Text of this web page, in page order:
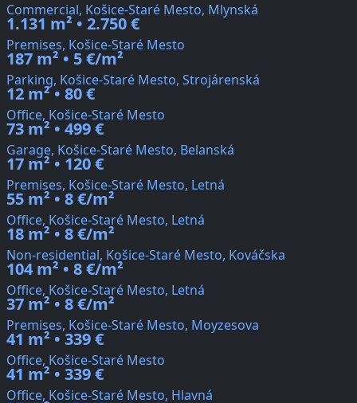
Commercial, Košice-Staré Mesto, Mlynská
1.131 m² • 2.750 €
Premises, Košice-Staré Mesto
187 m² • 5 €/m²
Parking, Košice-Staré Mesto, Strojárenská
12 m² • 80 €
Office, Košice-Staré Mesto
73 m² • 499 €
Garage, Košice-Staré Mesto, Belanská
17 m² • 120 €
Premises, Košice-Staré Mesto, Letná
55 m² • 8 €/m²
Office, Košice-Staré Mesto, Letná
18 m² • 8 €/m²
Non-residential, Košice-Staré Mesto, Kováčska
104 m² • 8 €/m²
Office, Košice-Staré Mesto, Letná
37 m² • 8 €/m²
Premises, Košice-Staré Mesto, Moyzesova
41 m² • 339 €
Office, Košice-Staré Mesto
41 m² • 339 €
Office, Košice-Staré Mesto, Hlavná